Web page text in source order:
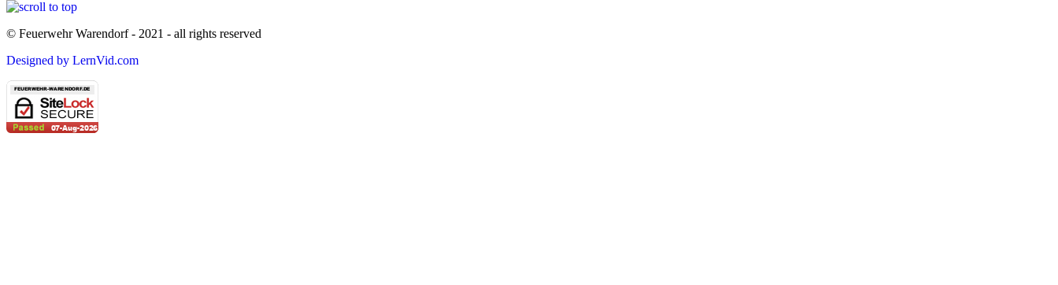
© Feuerwehr Warendorf - 2021 - all rights reserved
Designed by LernVid.com